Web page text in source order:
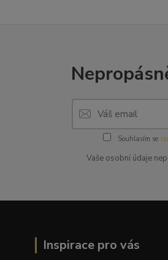
Souhlasím se
Vaše osobní údaje
Inspirace pro vás